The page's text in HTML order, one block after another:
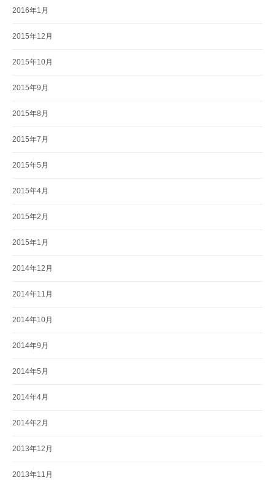
2016年1月
2015年12月
2015年10月
2015年9月
2015年8月
2015年7月
2015年5月
2015年4月
2015年2月
2015年1月
2014年12月
2014年11月
2014年10月
2014年9月
2014年5月
2014年4月
2014年2月
2013年12月
2013年11月